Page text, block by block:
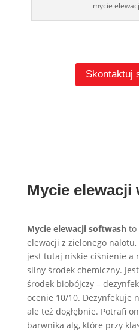
mycie
Skontaktuj
Mycie elewacji
Mycie elewacji softwashto
elewacji z zielonego
jest tutaj niskie ciśnienie a
silny środek chemiczny.
środek biobójczy –
ocenie 10/10. Dezynfekuje
ale też dogłębnie. Potrafi
barwnika alg, które przy